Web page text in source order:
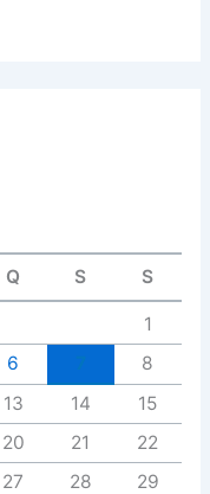
Q S S
1
6
8
13 14
15
20 21
22
27 28
29